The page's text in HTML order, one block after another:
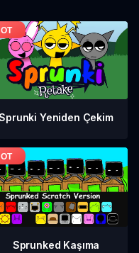
Yeniden Çekim
Sprunked Kaşıma